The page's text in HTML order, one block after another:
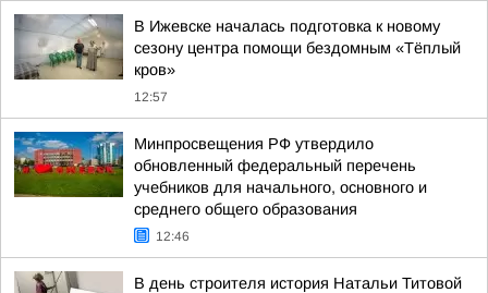
В Ижевске началась подготовка к новому
сезону центра помощи бездомным «Тёплый
кров»
12:57
Минпросвещения РФ утвердило
обновленный федеральный перечень
учебников для начального, основного и
среднего общего образования
12:46
В день строителя история Натальи Титовой